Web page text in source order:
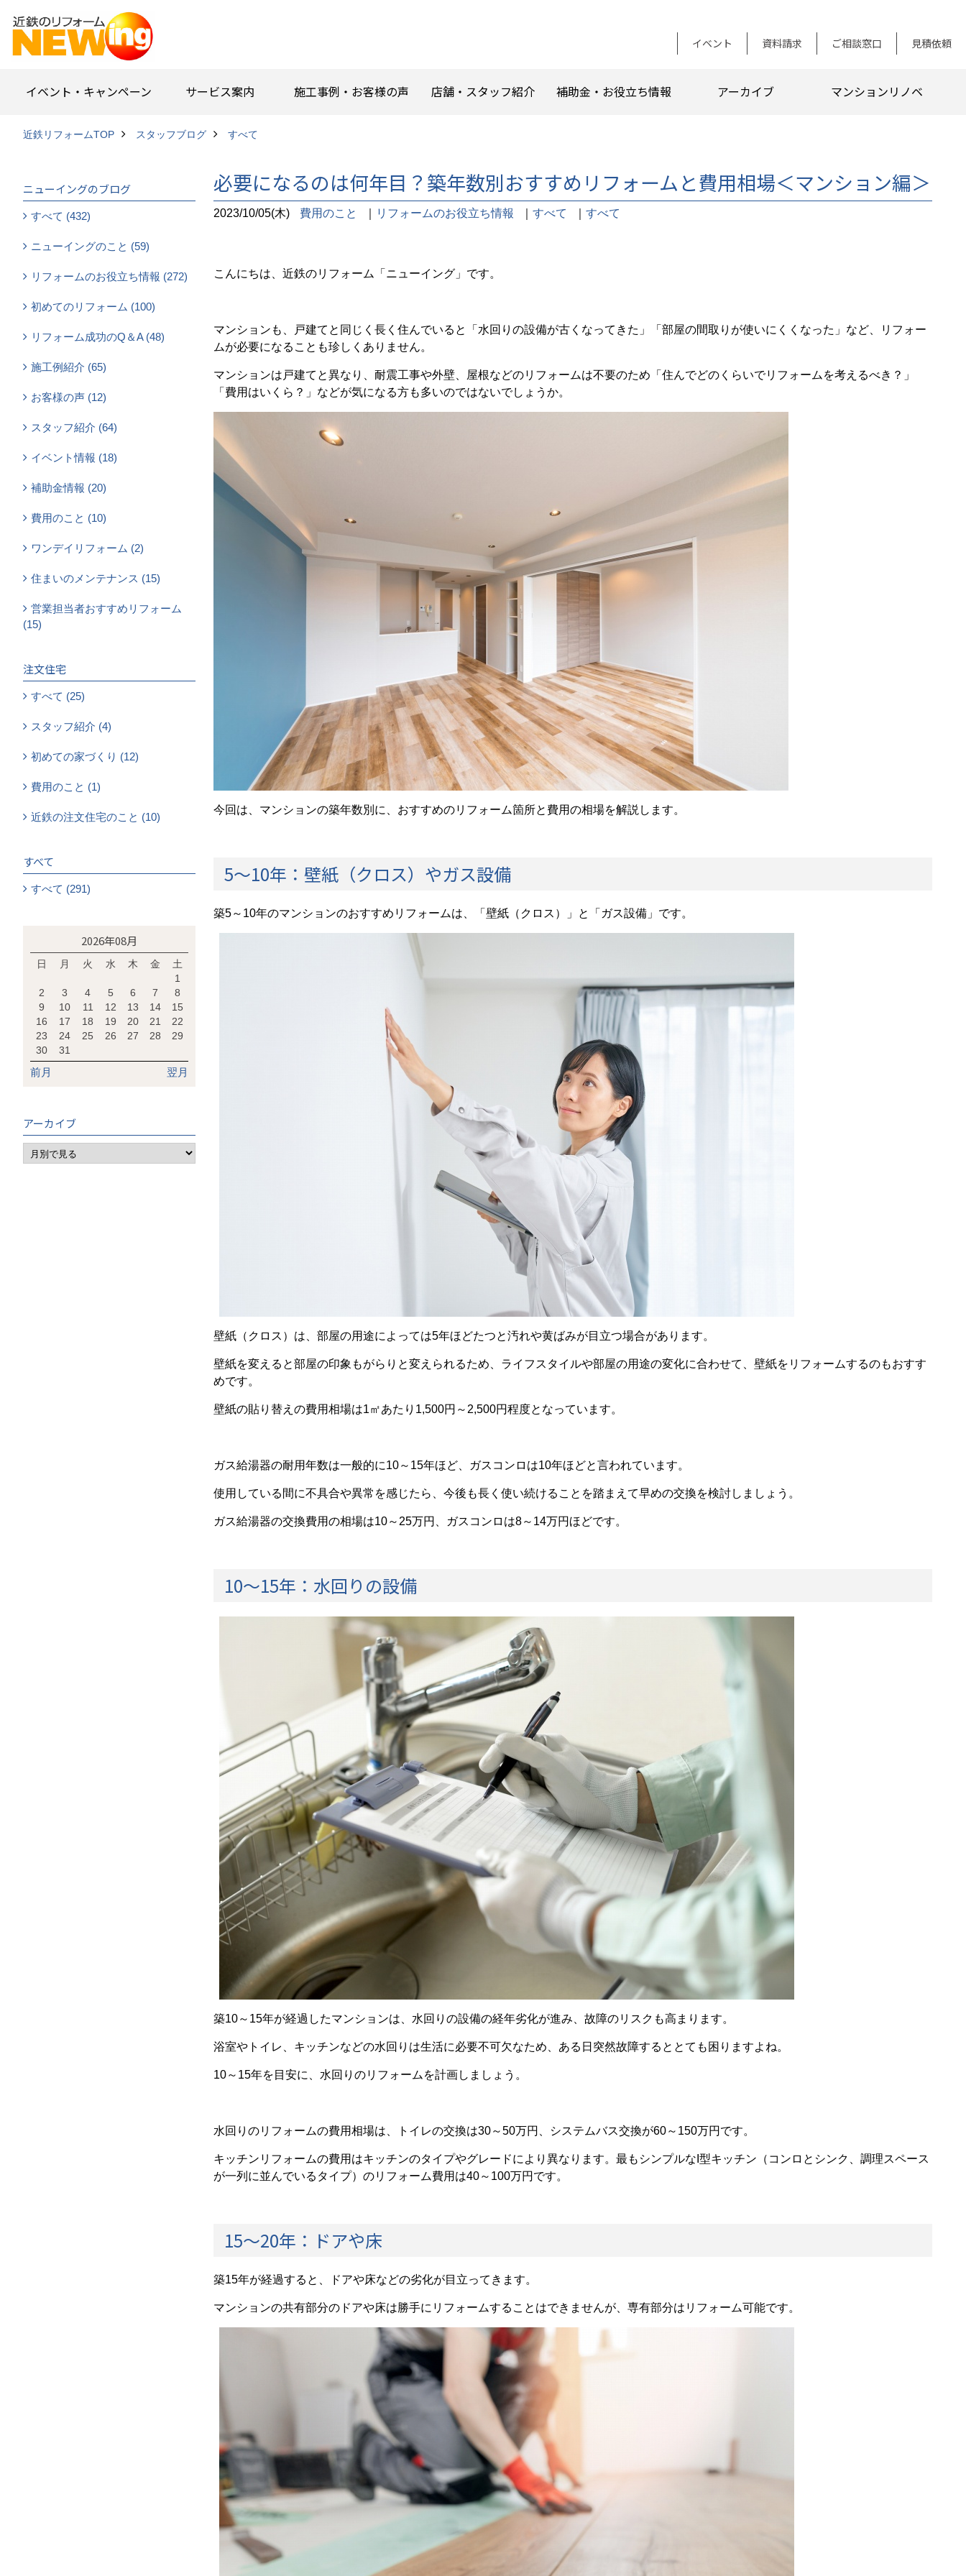
イベント 資料請求 ご相談窓口 見積依頼
イベント・キャンペーン サービス案内 施工事例・お客様の声 店舗・スタッフ紹介 補助金・お役立ち情報 アーカイブ マンションリノベ
近鉄リフォームTOP スタッフブログ すべて
必要になるのは何年目？築年数別おすすめリフォームと費用相場＜マンション編＞
2023/10/05(木) 費用のこと リフォームのお役立ち情報 すべて すべて
こんにちは、近鉄のリフォーム「ニューイング」です。
マンションも、戸建てと同じく長く住んでいると「水回りの設備が古くなってきた」「部屋の間取りが使いにくくなった」など、リフォー
ムが必要になることも珍しくありません。
マンションは戸建てと異なり、耐震工事や外壁、屋根などのリフォームは不要のため「住んでどのくらいでリフォームを考えるべき？」
「費用はいくら？」などが気になる方も多いのではないでしょうか。
今回は、マンションの築年数別に、おすすめのリフォーム箇所と費用の相場を解説します。
5～10年：壁紙（クロス）やガス設備
築5～10年のマンションのおすすめリフォームは、「壁紙（クロス）」と「ガス設備」です。
壁紙（クロス）は、部屋の用途によっては5年ほどたつと汚れや黄ばみが目立つ場合があります。
壁紙を変えると部屋の印象もがらりと変えられるため、ライフスタイルや部屋の用途の変化に合わせて、壁紙をリフォームするのもおすす
めです。
壁紙の貼り替えの費用相場は1㎡あたり1,500円～2,500円程度となっています。
ガス給湯器の耐用年数は一般的に10～15年ほど、ガスコンロは10年ほどと言われています。
使用している間に不具合や異常を感じたら、今後も長く使い続けることを踏まえて早めの交換を検討しましょう。
ガス給湯器の交換費用の相場は10～25万円、ガスコンロは8～14万円ほどです。
10～15年：水回りの設備
築10～15年が経過したマンションは、水回りの設備の経年劣化が進み、故障のリスクも高まります。
浴室やトイレ、キッチンなどの水回りは生活に必要不可欠なため、ある日突然故障するととても困りますよね。
10～15年を目安に、水回りのリフォームを計画しましょう。
水回りのリフォームの費用相場は、トイレの交換は30～50万円、システムバス交換が60～150万円です。
キッチンリフォームの費用はキッチンのタイプやグレードにより異なります。最もシンプルなI型キッチン（コンロとシンク、調理スペース
が一列に並んでいるタイプ）のリフォーム費用は40～100万円です。
15～20年：ドアや床
築15年が経過すると、ドアや床などの劣化が目立ってきます。
マンションの共有部分のドアや床は勝手にリフォームすることはできませんが、専有部分はリフォーム可能です。
ニューイングのブログ
すべて (432)
ニューイングのこと (59)
リフォームのお役立ち情報 (272)
初めてのリフォーム (100)
リフォーム成功のQ＆A (48)
施工例紹介 (65)
お客様の声 (12)
スタッフ紹介 (64)
イベント情報 (18)
補助金情報 (20)
費用のこと (10)
ワンデイリフォーム (2)
住まいのメンテナンス (15)
営業担当者おすすめリフォーム
(15)
注文住宅
すべて (25)
スタッフ紹介 (4)
初めての家づくり (12)
費用のこと (1)
近鉄の注文住宅のこと (10)
すべて
すべて (291)
2026年08月
日 月 火 水 木 金
土
1
2
3 4 5 6 7
8
9
10 11 12 13 14
15
16
17 18 19 20 21
22
23
24 25 26 27 28
29
30
31
前月 翌月
アーカイブ